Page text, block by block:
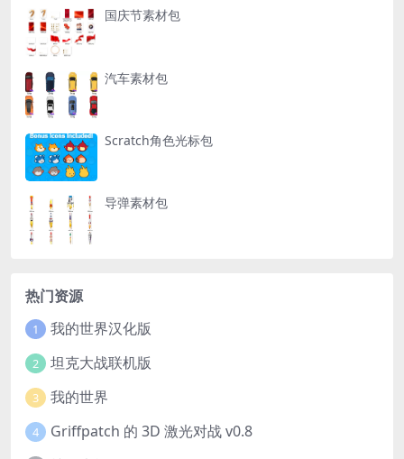
国庆节素材包
汽车素材包
Scratch角色光标包
导弹素材包
热门资源
1 我的世界汉化版
2 坦克大战联机版
3 我的世界
4 Griffpatch 的 3D 激光对战 v0.8